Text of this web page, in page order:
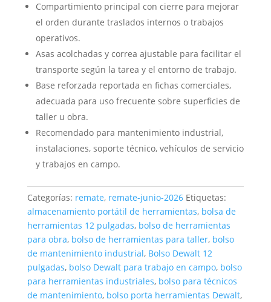
Compartimiento principal con cierre para mejorar
el orden durante traslados internos o trabajos
operativos.
Asas acolchadas y correa ajustable para facilitar el
transporte según la tarea y el entorno de trabajo.
Base reforzada reportada en fichas comerciales,
adecuada para uso frecuente sobre superficies de
taller u obra.
Recomendado para mantenimiento industrial,
instalaciones, soporte técnico, vehículos de servicio
y trabajos en campo.
Categorías: remate, remate-junio-2026 Etiquetas:
almacenamiento portátil de herramientas, bolsa de
herramientas 12 pulgadas, bolso de herramientas
para obra, bolso de herramientas para taller, bolso
de mantenimiento industrial, Bolso Dewalt 12
pulgadas, bolso Dewalt para trabajo en campo, bolso
para herramientas industriales, bolso para técnicos
de mantenimiento, bolso porta herramientas Dewalt,